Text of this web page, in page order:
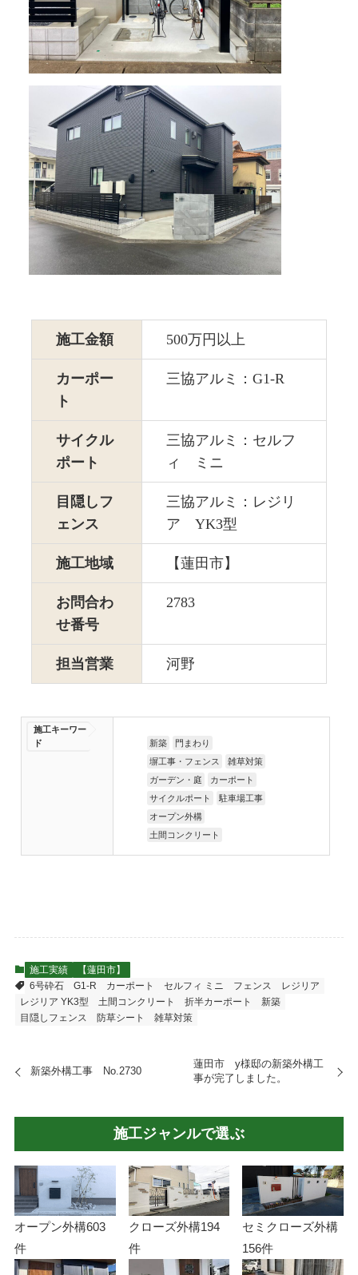
施工金額 500万円以上
カーポー
ト
三協アルミ：G1-R
サイクル
ポート
三協アルミ：セルフ
ィ ミニ
目隠しフ
ェンス
三協アルミ：レジリ
ア YK3型
施工地域 【蓮田市】
お問合わ
せ番号
2783
担当営業 河野
施工キーワー
ド
新築
門まわり
塀工事・フェンス
雑草対策
ガーデン・庭
カーポート
サイクルポート
駐車場工事
オープン外構
土間コンクリート
施工実績
【蓮田市】
6号砕石
G1-R カーポート セルフィ ミニ フェンス
レジリア
レジリア YK3型
土間コンクリート 折半カーポート
新築
目隠しフェンス
防草シート 雑草対策
新築外構工事 No.2730
蓮田市 y様邸の新築外構工
事が完了しました。
施工ジャンルで選ぶ
オープン外構603
件
クローズ外構194
件
セミクローズ外構
156件